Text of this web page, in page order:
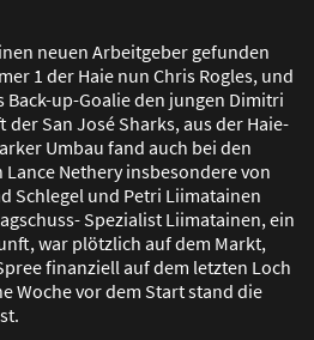
neuen Arbeitgeber gefunden
1 der Haie nun Chris Rogles, und
up-Goalie den jungen Dimitri
der San José Sharks, aus der Haie-
Umbau fand auch bei den
Nethery insbesondere von
Schlegel und Petri Liimatainen
Spezialist Liimatainen, ein
war plötzlich auf dem Markt,
finanziell auf dem letzten Loch
Woche vor dem Start stand die